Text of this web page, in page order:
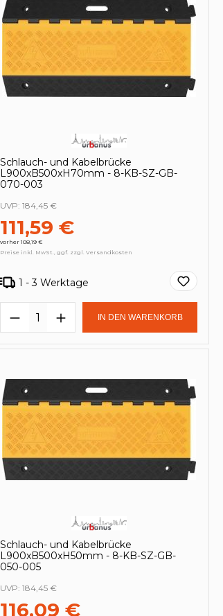
die Schaltflächen
Wert ein
Schlauch- und Kabelbrücke
L900xB500xH70mm - 8-KB-SZ-GB-
070-003
111,59 €
vorher 108,19 €
UVP:184,45 €
Preise inkl. MwSt., ggf. zzgl. Versandkosten
1 - 3 Werktage
Produkt Anzahl: Gib den
IN DEN WARENKORB
Schlauch- und Kabelbrücke
L900xB500xH50mm - 8-KB-SZ-GB-
050-005
116,09 €
UVP:184,45 €